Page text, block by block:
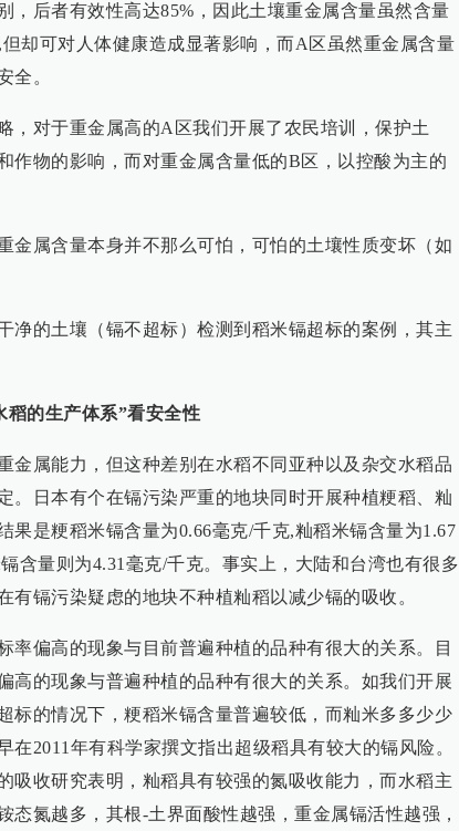
，后者有效性高达85%，因此土壤重金属含量虽然含量
却可对人体健康造成显著影响，而A区虽然重金属含量
全。
，对于重金属高的A区我们开展了农民培训，保护土
作物的影响，而对重金属含量低的B区，以控酸为主的
金属含量本身并不那么可怕，可怕的土壤性质变坏（如
净的土壤（镉不超标）检测到稻米镉超标的案例，其主
稻的生产体系”看安全性
金属能力，但这种差别在水稻不同亚种以及杂交水稻品
。日本有个在镉污染严重的地块同时开展种植粳稻、籼
果是粳稻米镉含量为0.66毫克/千克,籼稻米镉含量为1.67
含量则为4.31毫克/千克。事实上，大陆和台湾也有很多
有镉污染疑虑的地块不种植籼稻以减少镉的吸收。
率偏高的现象与目前普遍种植的品种有很大的关系。目
高的现象与普遍种植的品种有很大的关系。如我们开展
标的情况下，粳稻米镉含量普遍较低，而籼米多多少少
在2011年有科学家撰文指出超级稻具有较大的镉风险。
吸收研究表明，籼稻具有较强的氮吸收能力，而水稻主
态氮越多，其根-土界面酸性越强，重金属镉活性越强，